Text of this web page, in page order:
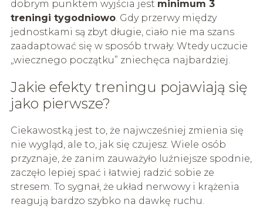
dobrym punktem wyjścia jest minimum 3
treningi tygodniowo. Gdy przerwy między
jednostkami są zbyt długie, ciało nie ma szans
zaadaptować się w sposób trwały. Wtedy uczucie
„wiecznego początku” zniechęca najbardziej.
Jakie efekty treningu pojawiają się
jako pierwsze?
Ciekawostką jest to, że najwcześniej zmienia się
nie wygląd, ale to, jak się czujesz. Wiele osób
przyznaje, że zanim zauważyło luźniejsze spodnie,
zaczęło lepiej spać i łatwiej radzić sobie ze
stresem. To sygnał, że układ nerwowy i krążenia
reagują bardzo szybko na dawkę ruchu.